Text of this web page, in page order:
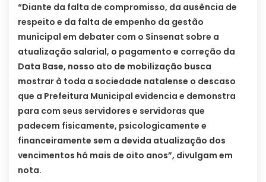
“Diante da falta de compromisso, da ausência de
respeito e da falta de empenho da gestão
municipal em debater com o Sinsenat sobre a
atualização salarial, o pagamento e correção da
Data Base, nosso ato de mobilização busca
mostrar à toda a sociedade natalense o descaso
que a Prefeitura Municipal evidencia e demonstra
para com seus servidores e servidoras que
padecem fisicamente, psicologicamente e
financeiramente sem a devida atualização dos
vencimentos há mais de oito anos”, divulgam em
nota.